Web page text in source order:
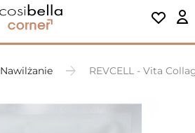
Nawilżanie REVCELL - Vita